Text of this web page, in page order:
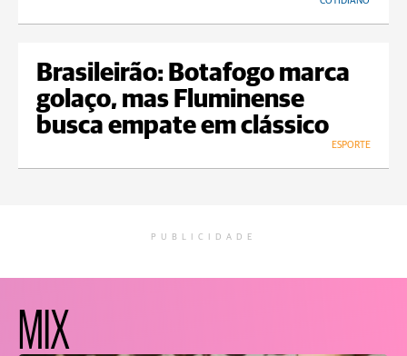
Brasileirão: Botafogo marca
golaço, mas Fluminense
busca empate em clássico
ESPORTE
PUBLICIDADE
MIX